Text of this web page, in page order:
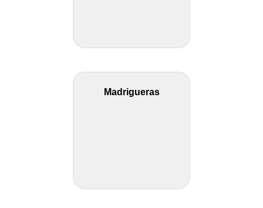
Madrigueras